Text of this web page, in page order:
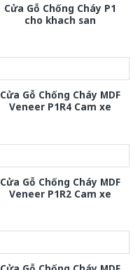
Cửa Gỗ Chống Cháy P1
cho khach san
Cửa Gỗ Chống Cháy MDF
Veneer P1R4 Cam xe
Cửa Gỗ Chống Cháy MDF
Veneer P1R2 Cam xe